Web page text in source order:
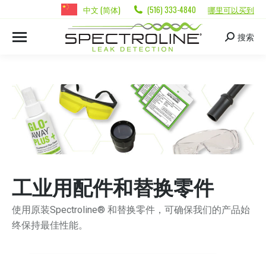
中文 (简体) (516) 333-4840 哪里可以买到
搜索
工业用配件和替换零件
使用原装Spectroline® 和替换零件，可确保我们的产品始
终保持最佳性能。